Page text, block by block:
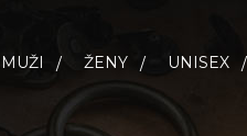
MUŽI ŽENY UNISEX